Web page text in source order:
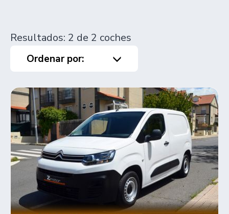
Resultados: 2 de 2 coches
Ordenar por: